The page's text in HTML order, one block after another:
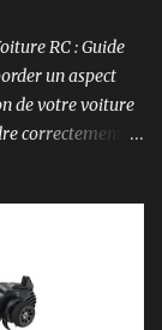
RC : Guide
un aspect
de votre voiture
correctement.